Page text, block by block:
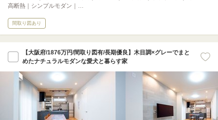
高断熱｜シンプルモダン｜…
間取り図あり
【大阪府/1876万円/間取り図有/長期優良】木目調×グレーでまと
めたナチュラルモダンな愛犬と暮らす家